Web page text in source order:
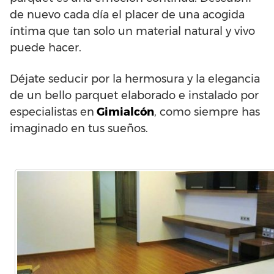
de nuevo cada día el placer de una acogida
íntima que tan solo un material natural y vivo
puede hacer.
Déjate seducir por la hermosura y la elegancia
de un bello parquet elaborado e instalado por
especialistas en Gimialcón, como siempre has
imaginado en tus sueños.